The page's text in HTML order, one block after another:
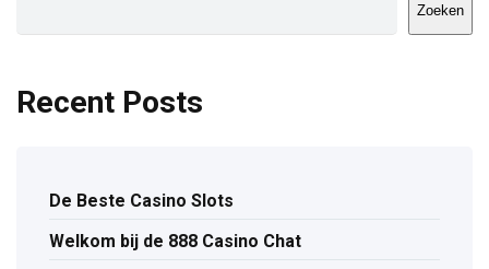
Zoeken
Recent Posts
De Beste Casino Slots
Welkom bij de 888 Casino Chat